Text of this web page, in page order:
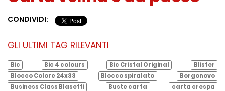
CONDIVIDI:
GLI ULTIMI TAG RILEVANTI
Bic Bic 4 colours Bic Cristal Original
Blister
Blocco Colore 24x33
Blocco spiralato
Borgonovo
Business Class Blasetti
Buste carta
carta crespa